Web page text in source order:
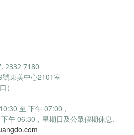
2332 7180
東美中心2101室
至 下午 07:00 ,
午 06:30， 星期日及公眾假期休息.